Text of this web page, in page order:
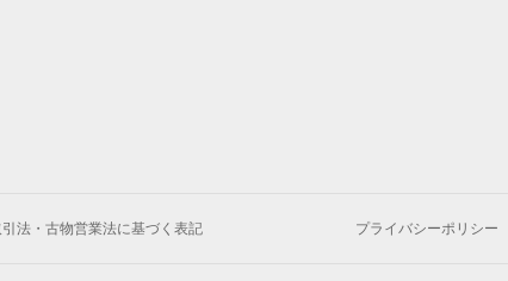
法・古物営業法に基づく表記 プライバシーポリシー